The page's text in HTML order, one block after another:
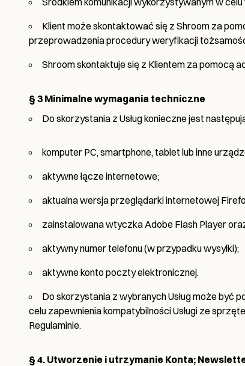
Klient może skontaktować się z Shroom za
przeprowadzenia procedury weryfikacji
Shroom skontaktuje się z Klientem za pomocą
§ 3 Minimalne wymagania techniczne
Do skorzystania z Usług konieczne jest
komputer PC, smartphone, tablet lub inne
aktywne łącze internetowe;
aktualna wersja przeglądarki internetowej
zainstalowana wtyczka Adobe Flash Player
aktywny numer telefonu (w przypadku wysyłki);
aktywne konto poczty elektronicznej.
Do skorzystania z wybranych Usług może być
celu zapewnienia kompatybilności Usługi ze
Regulaminie.
§ 4. Utworzenie i utrzymanie Konta;